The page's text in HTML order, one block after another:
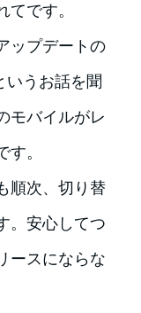
です。
ップデートの
いうお話を聞
モバイルがレ
。
順次、切り替
。安心してつ
ースにならな